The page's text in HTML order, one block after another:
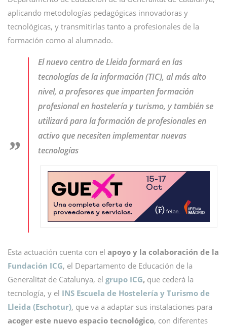
aplicando metodologías pedagógicas innovadoras y
tecnológicas, y transmitirlas tanto a profesionales de la
formación como al alumnado.
El nuevo centro de Lleida formará en las
tecnologías de la información (TIC), al más alto
nivel, a profesores que imparten formación
profesional en hostelería y turismo, y también se
utilizará para la formación de profesionales en
activo que necesiten implementar nuevas
tecnologías
Esta actuación cuenta con el apoyo y la colaboración de la
Fundación ICG, el Departamento de Educación de la
Generalitat de Catalunya, el grupo ICG, que cederá la
tecnología, y el INS Escuela de Hostelería y Turismo de
Lleida (Eschotur), que va a adaptar sus instalaciones para
acoger este nuevo espacio tecnológico, con diferentes